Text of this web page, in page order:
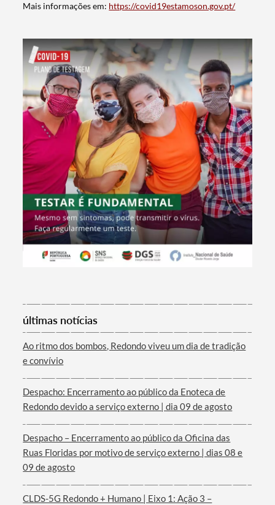
Termo de Pesquisa
Categorias gerais
Filtros
Mais informações em: https://covid19estamoson.gov.pt/
últimas notícias
Ao ritmo dos bombos, Redondo viveu um dia de tradição
e convívio
Despacho: Encerramento ao público da Enoteca de
Redondo devido a serviço externo | dia 09 de agosto
Despacho – Encerramento ao público da Oficina das
Ruas Floridas por motivo de serviço externo | dias 08 e
09 de agosto
CLDS-5G Redondo + Humano | Eixo 1: Ação 3 –